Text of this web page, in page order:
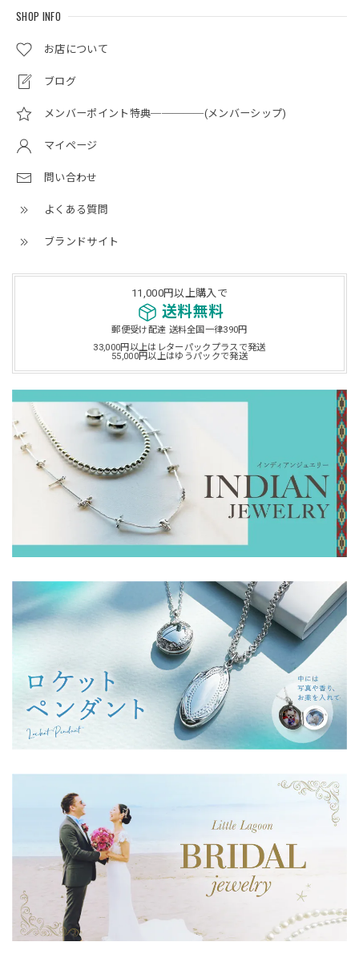
SHOP INFO
お店について
ブログ
メンバーポイント特典─────(メンバーシップ)
マイページ
問い合わせ
よくある質問
ブランドサイト
11,000円以上購入で
送料無料
郵便受け配達 送料全国一律390円
33,000円以上はレターパックプラスで発送
55,000円以上はゆうパックで発送